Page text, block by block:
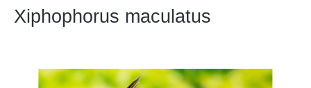
Xiphophorus maculatus
Bildergalerie überspringen